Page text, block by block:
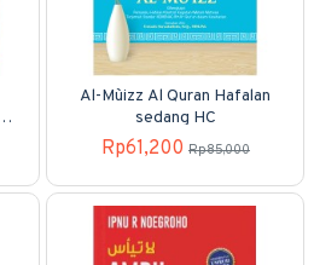
Al-Mu`izz Al Quran Hafalan
sedang HC
Rp61,200 Rp85,000